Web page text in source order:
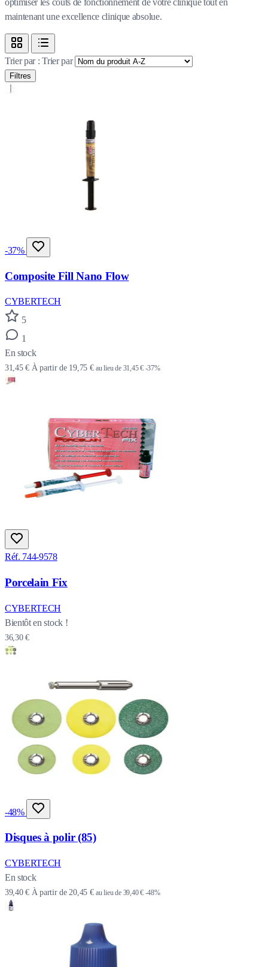
maintenant une excellence clinique absolue.
Trier par :Trier par
Filtres
-37%
Composite Fill Nano Flow
CYBERTECH
5
1
En stock
31,45 € À partir de 19,75 € au lieu de 31,45 € -37%
Réf. 744-9578
Porcelain Fix
CYBERTECH
Bientôt en stock !
36,30 €
-48%
Disques à polir (85)
CYBERTECH
En stock
39,40 € À partir de 20,45 € au lieu de 39,40 € -48%